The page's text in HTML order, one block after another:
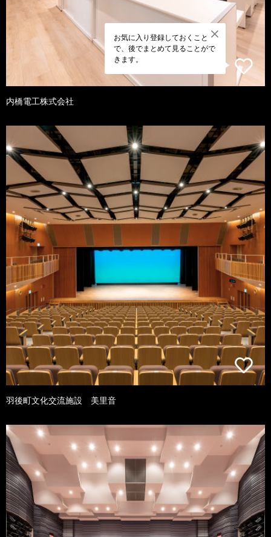
お気に入り登録しておくこと
で、後でまとめて見ることがで
きます。
内橋電工株式会社
羽後町文化交流施設 美里音